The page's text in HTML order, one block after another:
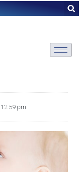
12:59 pm